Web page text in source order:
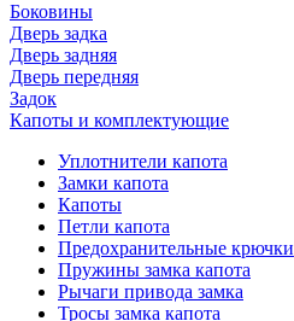
Боковины
Дверь задка
Дверь задняя
Дверь передняя
Задок
Капоты и комплектующие
Уплотнители капота
Замки капота
Капоты
Петли капота
Предохранительные крючки
Пружины замка капота
Рычаги привода замка
Тросы замка капота